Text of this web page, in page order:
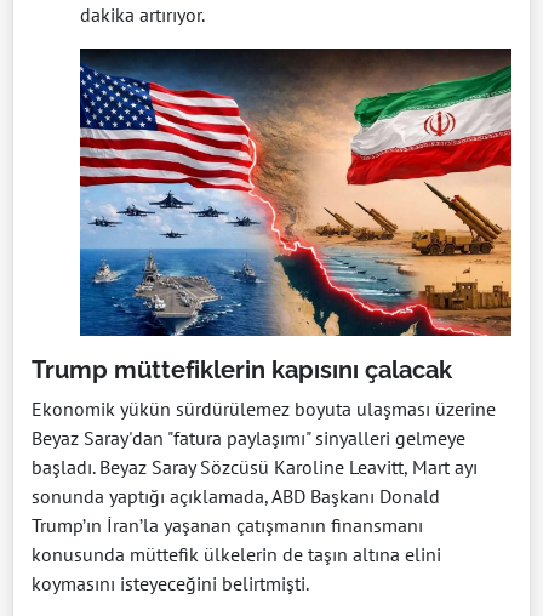
dakika artırıyor.
Trump müttefiklerin kapısını çalacak
Ekonomik yükün sürdürülemez boyuta ulaşması üzerine
Beyaz Saray'dan "fatura paylaşımı" sinyalleri gelmeye
başladı. Beyaz Saray Sözcüsü Karoline Leavitt, Mart ayı
sonunda yaptığı açıklamada, ABD Başkanı Donald
Trump’ın İran’la yaşanan çatışmanın finansmanı
konusunda müttefik ülkelerin de taşın altına elini
koymasını isteyeceğini belirtmişti.